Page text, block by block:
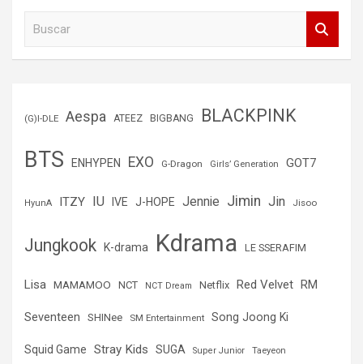
(G)I-DLE Aespa ATEEZ BIGBANG BLACKPINK
BTS ENHYPEN EXO G-Dragon Girls’ Generation GOT7
HyunA ITZY IU IVE J-HOPE Jennie Jimin Jin Jisoo
Jungkook K-drama Kdrama LE SSERAFIM
Lisa MAMAMOO NCT NCT Dream Netflix Red Velvet RM
Seventeen SHINee SM Entertainment Song Joong Ki
Squid Game Stray Kids SUGA Super Junior Taeyeon